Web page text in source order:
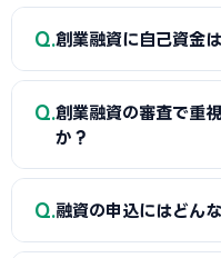
薦の「マル経融資」など
も、原則無担保・無保証
A
一般的に「着手金（
所もあります。融資額や
もりと報酬条件を必ず確
に対応した実績豊富な専
Q 創業融資に自己資金
A
制度上の自己資金要
は希望融資額の1〜3割程
歴」です。通帳で計画的
ます。一時的な借入によ
Q 創業融資の審査で重
か？
A
①自己資金の額と出
佐野市の市場環境や自身
Q 融資の申込にはどん